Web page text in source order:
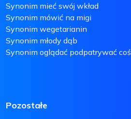
Synonim mieć swój wkład
Synonim mówić na migi
Synonim wegetarianin
Synonim młody dąb
Synonim oglądać podpatrywać coś
Pozostałe